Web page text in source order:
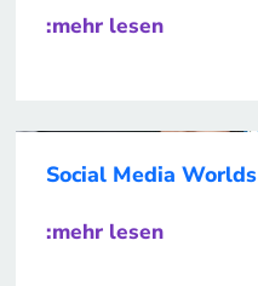
:mehr lesen
Social Media Worlds
:mehr lesen